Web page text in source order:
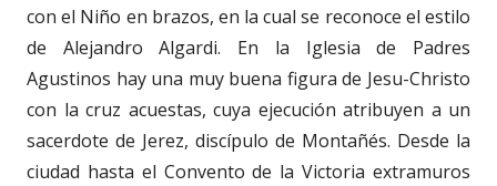
con el Niño en brazos, en la cual se reconoce el estilo
de Alejandro Algardi. En la Iglesia de Padres
Agustinos hay una muy buena figura de Jesu-Christo
con la cruz acuestas, cuya ejecución atribuyen a un
sacerdote de Jerez, discípulo de Montañés. Desde la
ciudad hasta el Convento de la Victoria extramuros